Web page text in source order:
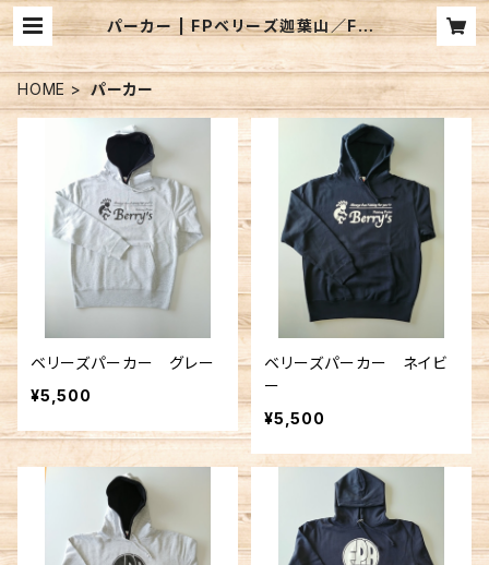
パーカー | FPベリーズ迦葉山／FPB
LURE'S BASEWEBSHOP
HOME パーカー
ベリーズパーカー グレー
¥5,500
ベリーズパーカー ネイビ
ー
¥5,500